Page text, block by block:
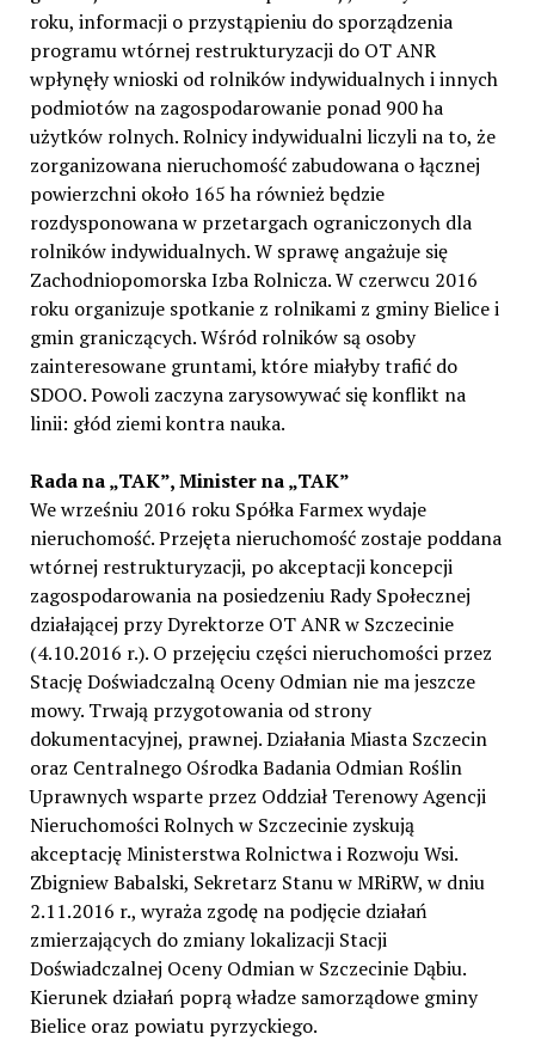
roku, informacji o przystąpieniu do sporządzenia
programu wtórnej restrukturyzacji do OT ANR
wpłynęły wnioski od rolników indywidualnych i innych
podmiotów na zagospodarowanie ponad 900 ha
użytków rolnych. Rolnicy indywidualni liczyli na to, że
zorganizowana nieruchomość zabudowana o łącznej
powierzchni około 165 ha również będzie
rozdysponowana w przetargach ograniczonych dla
rolników indywidualnych. W sprawę angażuje się
Zachodniopomorska Izba Rolnicza. W czerwcu 2016
roku organizuje spotkanie z rolnikami z gminy Bielice i
gmin graniczących. Wśród rolników są osoby
zainteresowane gruntami, które miałyby trafić do
SDOO. Powoli zaczyna zarysowywać się konflikt na
linii: głód ziemi kontra nauka.
Rada na „TAK”, Minister na „TAK”
We wrześniu 2016 roku Spółka Farmex wydaje
nieruchomość. Przejęta nieruchomość zostaje poddana
wtórnej restrukturyzacji, po akceptacji koncepcji
zagospodarowania na posiedzeniu Rady Społecznej
działającej przy Dyrektorze OT ANR w Szczecinie
(4.10.2016 r.). O przejęciu części nieruchomości przez
Stację Doświadczalną Oceny Odmian nie ma jeszcze
mowy. Trwają przygotowania od strony
dokumentacyjnej, prawnej. Działania Miasta Szczecin
oraz Centralnego Ośrodka Badania Odmian Roślin
Uprawnych wsparte przez Oddział Terenowy Agencji
Nieruchomości Rolnych w Szczecinie zyskują
akceptację Ministerstwa Rolnictwa i Rozwoju Wsi.
Zbigniew Babalski, Sekretarz Stanu w MRiRW, w dniu
2.11.2016 r., wyraża zgodę na podjęcie działań
zmierzających do zmiany lokalizacji Stacji
Doświadczalnej Oceny Odmian w Szczecinie Dąbiu.
Kierunek działań poprą władze samorządowe gminy
Bielice oraz powiatu pyrzyckiego.